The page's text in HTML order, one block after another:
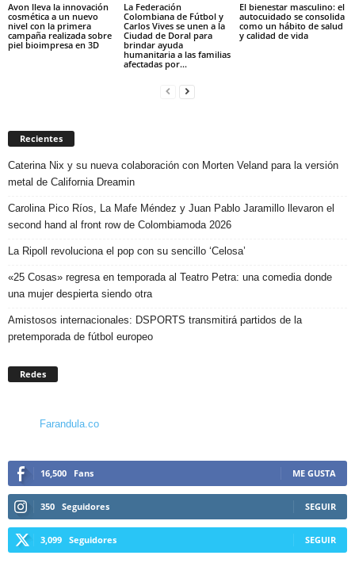
Avon lleva la innovación
cosmética a un nuevo
nivel con la primera
campaña realizada sobre
piel bioimpresa en 3D
La Federación
Colombiana de Fútbol y
Carlos Vives se unen a la
Ciudad de Doral para
brindar ayuda
humanitaria a las familias
afectadas por...
El bienestar masculino: el
autocuidado se consolida
como un hábito de salud
y calidad de vida
Recientes
Caterina Nix y su nueva colaboración con Morten Veland para la versión
metal de California Dreamin
Carolina Pico Ríos, La Mafe Méndez y Juan Pablo Jaramillo llevaron el
second hand al front row de Colombiamoda 2026
La Ripoll revoluciona el pop con su sencillo ‘Celosa’
«25 Cosas» regresa en temporada al Teatro Petra: una comedia donde
una mujer despierta siendo otra
Amistosos internacionales: DSPORTS transmitirá partidos de la
pretemporada de fútbol europeo
Redes
Farandula.co
16,500 Fans ME GUSTA
350 Seguidores SEGUIR
3,099 Seguidores SEGUIR